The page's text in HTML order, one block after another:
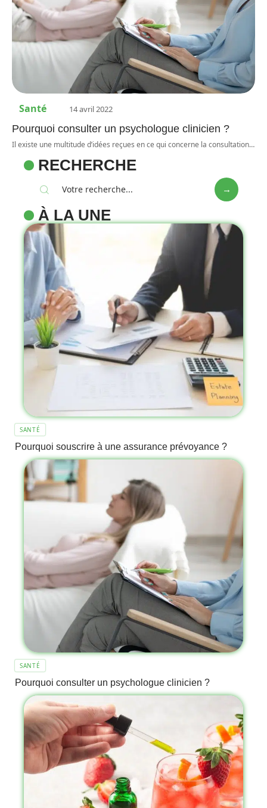
Santé 14 avril 2022
Pourquoi consulter un psychologue clinicien ?
Il existe une multitude d’idées reçues en ce qui concerne la consultation…
RECHERCHE
À LA UNE
SANTÉ
Pourquoi souscrire à une assurance prévoyance ?
SANTÉ
Pourquoi consulter un psychologue clinicien ?